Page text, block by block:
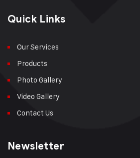
Quick Links
Our Services
Products
Photo Gallery
Video Gallery
Contact Us
Newsletter